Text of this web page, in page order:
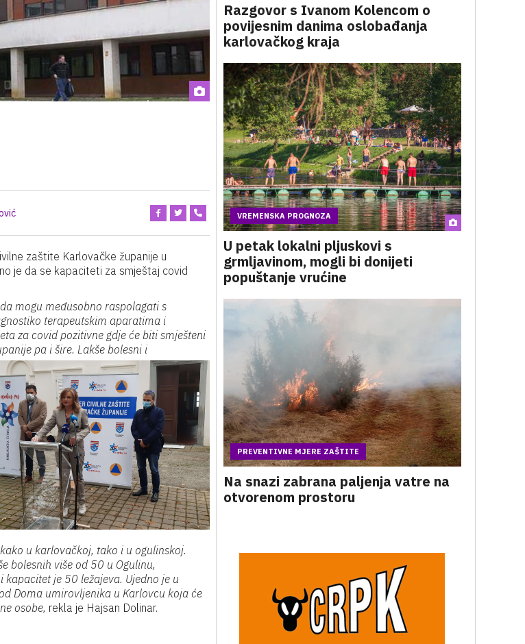
zaštite Karlovačke županije u
je da se kapaciteti za smještaj covid
mogu međusobno raspolagati s
terapeutskim aparatima i
za covid pozitivne gdje će biti smješteni
pa i šire. Lakše bolesni i
u karlovačkoj, tako i u ogulinskoj.
bolesnih više od 50 u Ogulinu,
je 50 ležajeva. Ujedno je u
Doma umirovljenika u Karlovcu koja će
osobe, rekla je Hajsan Dolinar.
Razgovor s Ivanom Kolencom o
povijesnim danima oslobađanja
karlovačkog kraja
VREMENSKA PROGNOZA
U petak lokalni pljuskovi s
grmljavinom, mogli bi donijeti
popuštanje vrućine
PREVENTIVNE MJERE ZAŠTITE
Na snazi zabrana paljenja vatre na
otvorenom prostoru